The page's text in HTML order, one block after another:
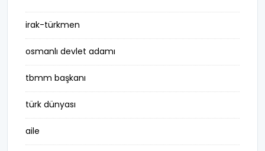
irak-türkmen
osmanlı devlet adamı
tbmm başkanı
türk dünyası
aile